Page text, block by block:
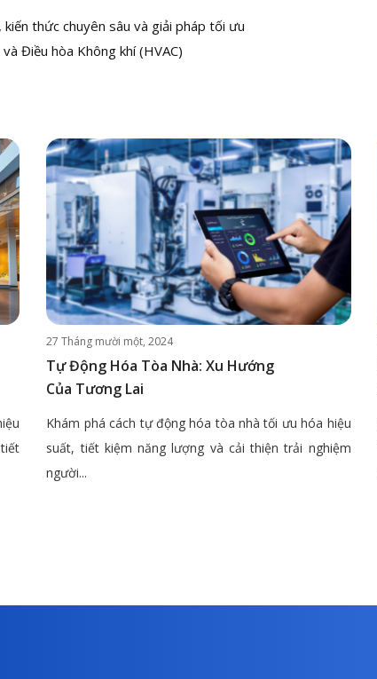
thức chuyên sâu và giải pháp tối ưu
Điều hòa Không khí (HVAC)
27 Tháng mười một, 2024
Tự Động Hóa Tòa Nhà: Xu Hướng
Của Tương Lai
Khám phá cách tự động hóa tòa nhà tối ưu hóa hiệu
suất, tiết kiệm năng lượng và cải thiện trải nghiệm
người...